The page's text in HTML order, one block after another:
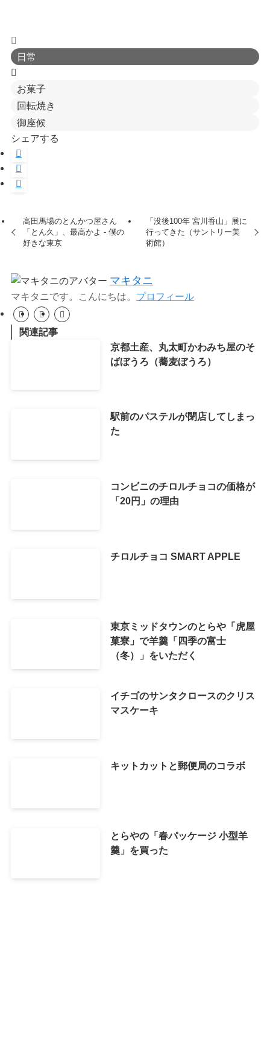
日常
お菓子
回転焼き
御座候
シェアする
高田馬場のとんかつ屋さん
「とん久」、最高かよ - 僕の
好きな東京
「没後100年 宮川香山」展に
行ってきた（サントリー美
術館）
マキタニ
マキタニです。こんにちは。 プロフィール
関連記事
京都土産、丸太町かわみち屋のそ
ばぼうろ（蕎麦ぼうろ）
駅前のパステルが閉店してしまっ
た
コンビニのチロルチョコの価格が
「20円」の理由
チロルチョコ SMART APPLE
東京ミッドタウンのとらや「虎屋
菓寮」で羊羹「四季の富士
（冬）」をいただく
イチゴのサンタクロースのクリス
マスケーキ
キットカットと郵便局のコラボ
とらやの「春パッケージ 小型羊
羹」を買った